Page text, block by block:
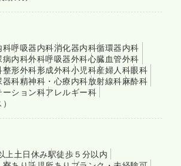
科呼吸器内科消化器内科循環器内科
病内科外科呼吸器外科心臓血管外科
整形外科形成外科小児科産婦人科眼科
器科精神科・心療内科放射線科麻酔科
ーション科アレルギー科
上 土日休み駅徒歩５分以内